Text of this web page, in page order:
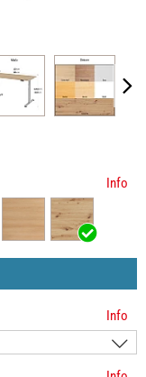
Info
Info